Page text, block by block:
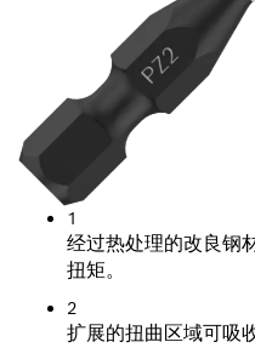
1
经过热处理的改良钢
扭矩。
2
扩展的扭曲区域可吸